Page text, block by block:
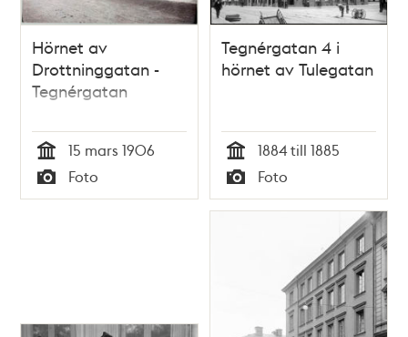
Hörnet av
Drottninggatan -
Tegnérgatan
Tid
15 mars 1906
Typ
Foto
Tegnérgatan 4 i
hörnet av Tulegatan
Tid
1884 till 1885
Typ
Foto